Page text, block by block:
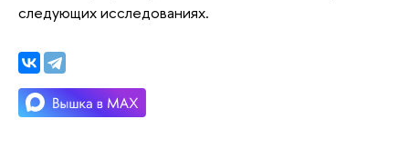
следующих исследованиях.